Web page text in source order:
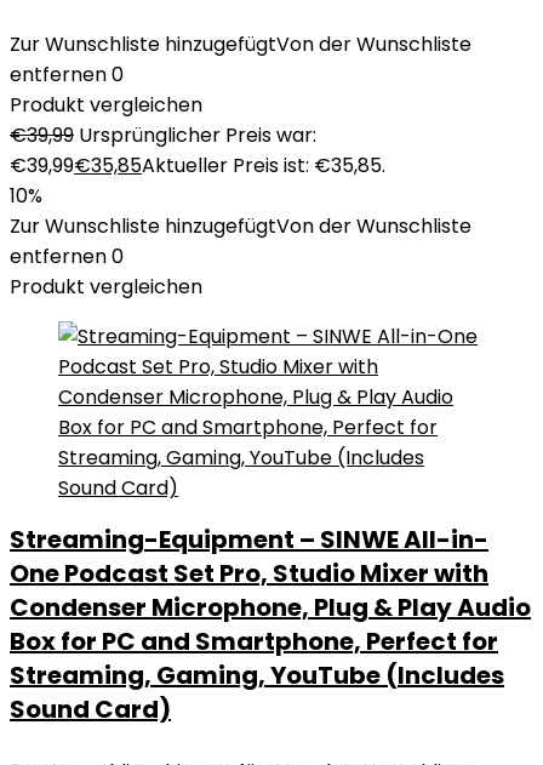
Zur Wunschliste hinzugefügtVon der Wunschliste
entfernen0
Produkt vergleichen
€39,99 Ursprünglicher Preis war:
€39,99€35,85Aktueller Preis ist: €35,85.
10%
Zur Wunschliste hinzugefügtVon der Wunschliste
entfernen0
Produkt vergleichen
Streaming-Equipment – SINWE All-in-
One Podcast Set Pro, Studio Mixer with
Condenser Microphone, Plug & Play Audio
Box for PC and Smartphone, Perfect for
Streaming, Gaming, YouTube (Includes
Sound Card)